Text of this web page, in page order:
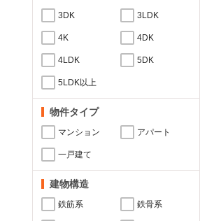
3DK 3LDK
4K 4DK
4LDK 5DK
5LDK以上
物件タイプ
マンション アパート
一戸建て
建物構造
鉄筋系 鉄骨系